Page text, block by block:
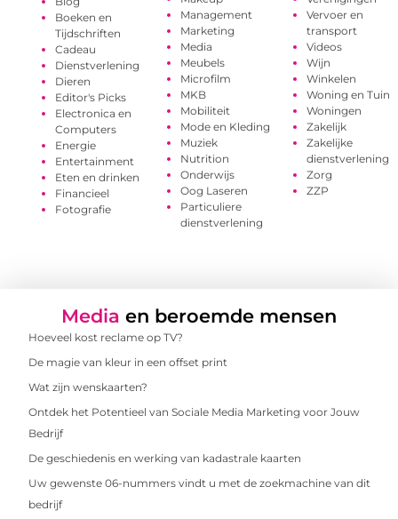
Boeken en
Tijdschriften
Cadeau
Dienstverlening
Dieren
Editor's Picks
Electronica en
Computers
Energie
Entertainment
Eten en drinken
Financieel
Fotografie
Management
Marketing
Media
Meubels
Microfilm
MKB
Mobiliteit
Mode en Kleding
Muziek
Nutrition
Onderwijs
Oog Laseren
Particuliere
dienstverlening
Vervoer en
transport
Videos
Wijn
Winkelen
Woning en Tuin
Woningen
Zakelijk
Zakelijke
dienstverlening
Zorg
ZZP
Media en beroemde mensen
Hoeveel kost reclame op TV?
De magie van kleur in een offset print
Wat zijn wenskaarten?
Ontdek het Potentieel van Sociale Media Marketing voor Jouw
Bedrijf
De geschiedenis en werking van kadastrale kaarten
Uw gewenste 06-nummers vindt u met de zoekmachine van dit
bedrijf